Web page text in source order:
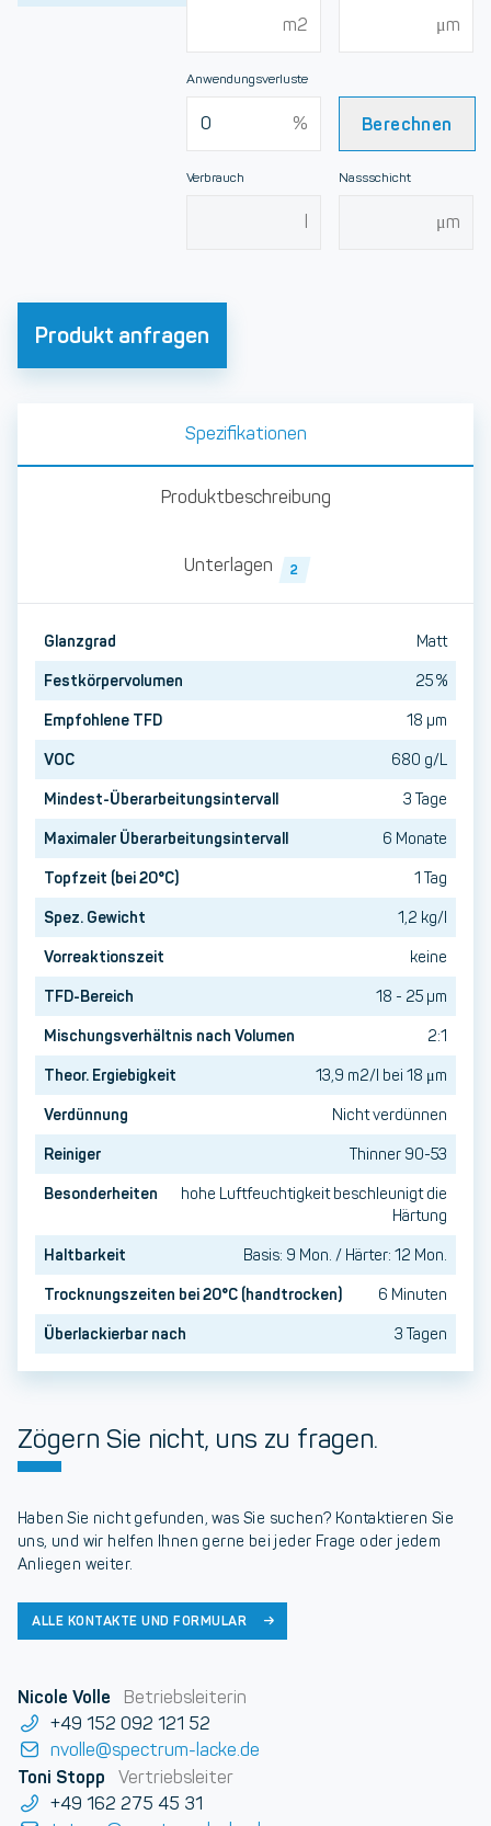
Anwendungsverluste
Berechnen
Verbrauch Nassschicht
Produkt anfragen
Spezifikationen
Produktbeschreibung
Unterlagen 2
Glanzgrad
Matt
Festkörpervolumen
25 %
Empfohlene TFD
18 µm
VOC
680 g/L
Mindest-Überarbeitungsintervall
3 Tage
Maximaler Überarbeitungsintervall
6 Monate
Topfzeit (bei 20°C)
1 Tag
Spez. Gewicht
1,2 kg/l
Vorreaktionszeit
keine
TFD-Bereich
18 - 25 µm
Mischungsverhältnis nach Volumen
2:1
Theor. Ergiebigkeit
13,9 m2/l bei 18 μm
Verdünnung
Nicht verdünnen
Reiniger
Thinner 90-53
Besonderheiten
hohe Luftfeuchtigkeit beschleunigt die
Härtung
Haltbarkeit
Basis: 9 Mon. / Härter: 12 Mon.
Trocknungszeiten bei 20°C (handtrocken)
6 Minuten
Überlackierbar nach
3 Tagen
Zögern Sie nicht, uns zu fragen.
Haben Sie nicht gefunden, was Sie suchen? Kontaktieren Sie
uns, und wir helfen Ihnen gerne bei jeder Frage oder jedem
Anliegen weiter.
ALLE KONTAKTE UND FORMULAR
Nicole Volle
Betriebsleiterin
+49 152 092 121 52
nvolle@spectrum-lacke.de
Toni Stopp
Vertriebsleiter
+49 162 275 45 31